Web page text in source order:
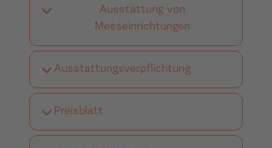
Ausstattung von
Messeinrichtungen
Ausstattungsverpflichtung
Preisblatt